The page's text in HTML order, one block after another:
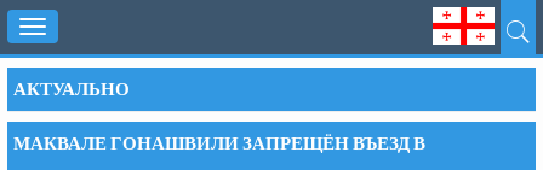
Toggle
navigation
АКТУАЛЬНО
МАКВАЛЕ ГОНАШВИЛИ ЗАПРЕЩЁН ВЪЕЗД В